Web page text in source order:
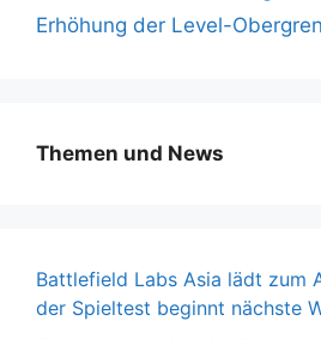
Erhöhung der Level-
Themen und News
Battlefield Labs Asia lädt zum
der Spieltest beginnt nächste